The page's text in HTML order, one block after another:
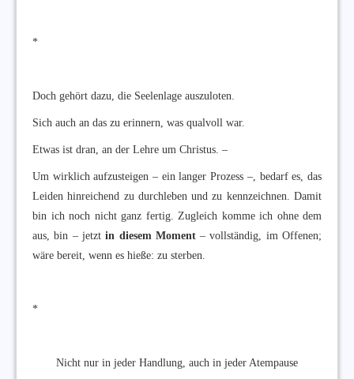
*
Doch gehört dazu, die Seelenlage auszuloten.
Sich auch an das zu erinnern, was qualvoll war.
Etwas ist dran, an der Lehre um Christus. –
Um wirklich aufzusteigen – ein langer Prozess –, bedarf es, das
Leiden hinreichend zu durchleben und zu kennzeichnen. Damit
bin ich noch nicht ganz fertig. Zugleich komme ich ohne dem
aus, bin – jetztin diesem Moment– vollständig, im Offenen;
wäre bereit, wenn es hieße: zu sterben.
*
Nicht nur in jeder Handlung, auch in jeder Atempause